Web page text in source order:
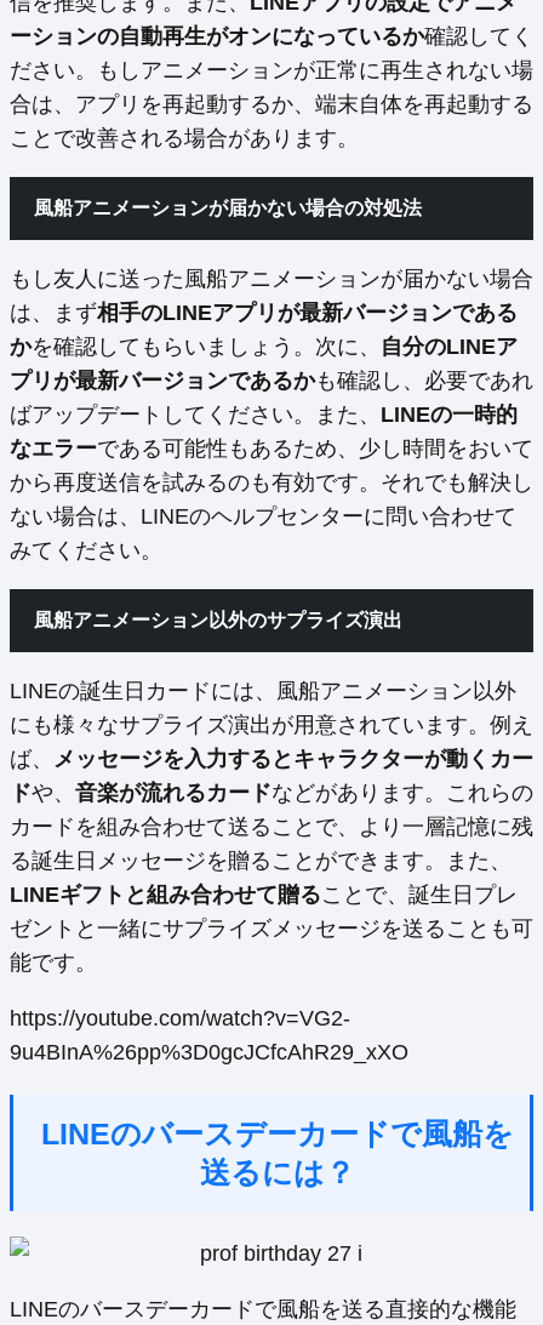
ーションの自動再生がオンになっているか確認してく
ださい。もしアニメーションが正常に再生されない場
合は、アプリを再起動するか、端末自体を再起動する
ことで改善される場合があります。
風船アニメーションが届かない場合の対処法
もし友人に送った風船アニメーションが届かない場合
は、まず相手のLINEアプリが最新バージョンである
かを確認してもらいましょう。次に、 自分のLINEア
プリが最新バージョンであるかも確認し、必要であれ
ばアップデートしてください。また、 LINEの一時的
なエラーである可能性もあるため、少し時間をおいて
から再度送信を試みるのも有効です。それでも解決し
ない場合は、LINEのヘルプセンターに問い合わせて
みてください。
風船アニメーション以外のサプライズ演出
LINEの誕生日カードには、風船アニメーション以外
にも様々なサプライズ演出が用意されています。例え
ば、 メッセージを入力するとキャラクターが動くカー
ドや、 音楽が流れるカードなどがあります。これらの
カードを組み合わせて送ることで、より一層記憶に残
る誕生日メッセージを贈ることができます。また、
LINEギフトと組み合わせて贈ることで、誕生日プレ
ゼントと一緒にサプライズメッセージを送ることも可
能です。
https://youtube.com/watch?v=VG2-
9u4BInA%26pp%3D0gcJCfcAhR29_xXO
LINEのバースデーカードで風船を
送るには？
LINEのバースデーカードで風船を送る直接的な機能